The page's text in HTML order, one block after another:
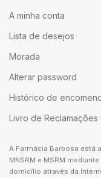
A minha conta
Lista de desejos
Morada
Alterar password
Histórico de
Livro de Reclamações
A Farmácia Barbosa está
MNSRM e MSRM
domicílio através da